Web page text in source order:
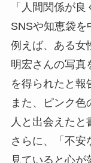
「人間関係が
SNSや知恵袋を
例えば、ある女
明宏さんの写真
を得られたと報
また、ピンク
人と出会えたと
さらに、「不安
見ていると心が